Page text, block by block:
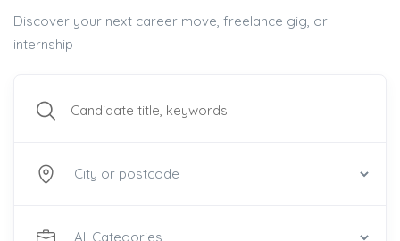
Discover your next career move, freelance gig, or
internship